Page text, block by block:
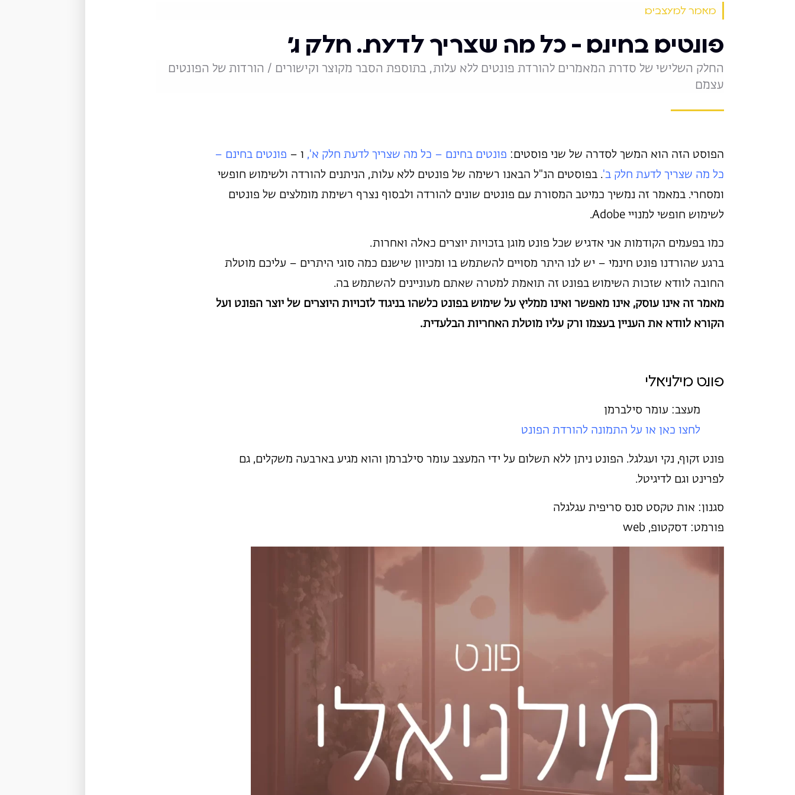
מאמר למעצבים
פונטים בחינם – כל מה שצריך לדעת. חלק ג'
החלק השלישי של סדרת המאמרים להורדת פונטים ללא עלות, בתוספת הסבר מקוצר וקישורים / הורדות של הפונטים
עצמם
הפוסט הזה הוא המשך לסדרה של שני פוסטים: פונטים בחינם – כל מה שצריך לדעת חלק א', ו – פונטים בחינם –
כל מה שצריך לדעת חלק ב'. בפוסטים הנ"ל הבאנו רשימה של פונטים ללא עלות, הניתנים להורדה ולשימוש חופשי
ומסחרי. במאמר זה נמשיך כמיטב המסורת עם פונטים שונים להורדה ולבסוף נצרף רשימת מומלצים של פונטים
לשימוש חופשי למנויי Adobe.
כמו בפעמים הקודמות אני אדגיש שכל פונט מוגן בזכויות יוצרים כאלה ואחרות.
ברגע שהורדנו פונט חינמי – יש לנו היתר מסויים להשתמש בו ומכיוון שישנם כמה סוגי היתרים – עליכם מוטלת
החובה לוודא שזכות השימוש בפונט זה תואמת למטרה שאתם מעוניינים להשתמש בה.
מאמר זה אינו עוסק, אינו מאפשר ואינו ממליץ על שימוש בפונט כלשהו בניגוד לזכויות היוצרים של יוצר הפונט ועל
הקורא לוודא את העניין בעצמו ורק עליו מוטלת האחריות הבלעדית.
פונט מילניאלי
מעצב: עומר סילברמן
לחצו כאן או על התמונה להורדת הפונט
פונט זקוף, נקי ועגלגל. הפונט ניתן ללא תשלום על ידי המעצב עומר סילברמן והוא מגיע בארבעה משקלים, גם
לפרינט וגם לדיגיטל.
סגנון: אות טקסט סנס סריפית עגלגלה
פורמט: דסקטופ, web